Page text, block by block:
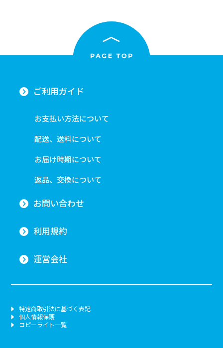
ご利用ガイド
お支払い方法について
配送、送料について
お届け時期について
返品、交換について
お問い合わせ
利用規約
運営会社
特定商取引法に基づく表記
個人情報保護
コピーライト一覧